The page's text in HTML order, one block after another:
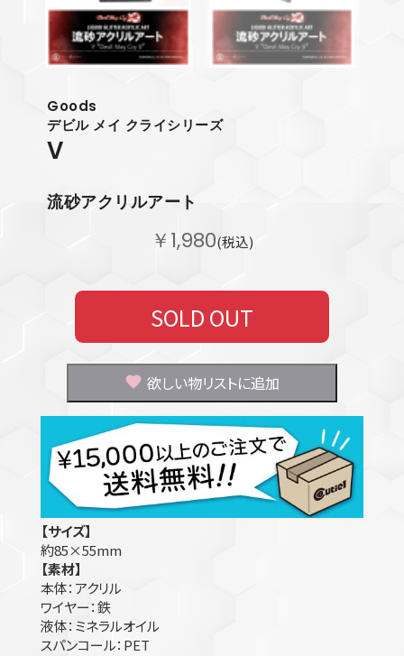
Goods
デビル メイ クライシリーズ
V
流砂アクリルアート
￥1,980(税込)
SOLD OUT
欲しい物リストに追加
【サイズ】
約85×55mm
【素材】
本体：アクリル
ワイヤー：鉄
液体：ミネラルオイル
スパンコール：PET